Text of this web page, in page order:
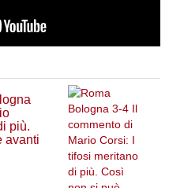
più.
avanti